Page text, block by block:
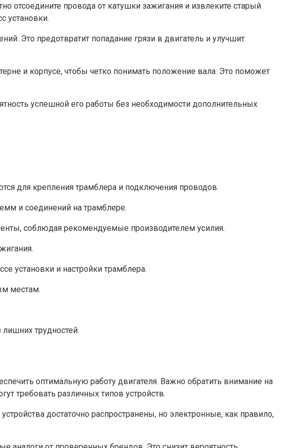
отсоедините провода от катушки зажигания и извлеките старый
установки.
Это предотвратит попадание грязи в двигатель и улучшит
и корпусе, чтобы четко понимать положение вала. Это поможет
успешной его работы без необходимости дополнительных
для крепления трамблера и подключения проводов.
и соединений на трамблере.
соблюдая рекомендуемые производителем усилия.
установки и настройки трамблера.
местам.
трудностей.
оптимальную работу двигателя. Важно обратить внимание на
требовать различных типов устройств.
достаточно распространены, но электронные, как правило,